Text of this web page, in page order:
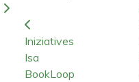
Iniziatives
Isa
BookLoop